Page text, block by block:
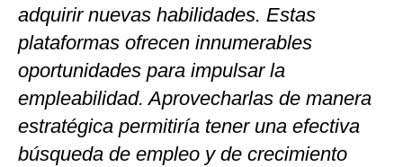
adquirir nuevas habilidades. Estas
plataformas ofrecen innumerables
oportunidades para impulsar la
empleabilidad. Aprovecharlas de manera
estratégica permitiría tener una efectiva
búsqueda de empleo y de crecimiento